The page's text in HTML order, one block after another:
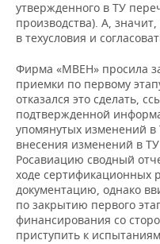
утвержденного в ТУ
производства). А,
в техусловия и
Фирма «МВЕН» просила
приемки по первому
отказался это сделать,
подтвержденной
упомянутых изменений в
внесения изменений в
Росавиацию сводный
ходе сертификационных
документацию, однако
по закрытию первого
финансирования со
приступить к